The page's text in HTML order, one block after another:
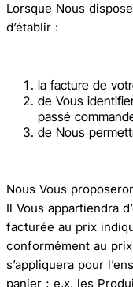
Lorsque Nous
d’établir :
la facture de
de Vous
passé
de Nous
Nous Vous
Il Vous appartiendra
facturée au prix
conformément au
s’appliquera pour
panier ; e.x. les